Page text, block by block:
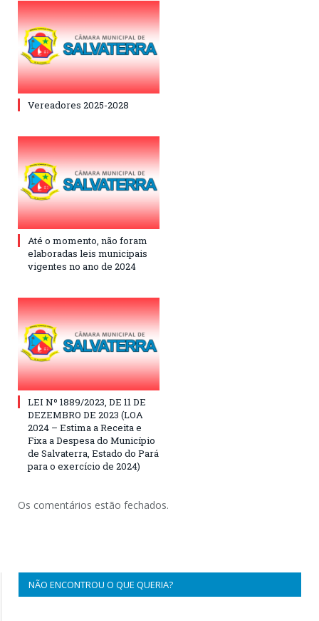
Vereadores 2025-2028
Até o momento, não foram
elaboradas leis municipais
vigentes no ano de 2024
LEI Nº 1889/2023, DE 11 DE
DEZEMBRO DE 2023 (LOA
2024 – Estima a Receita e
Fixa a Despesa do Município
de Salvaterra, Estado do Pará
para o exercício de 2024)
Os comentários estão fechados.
NÃO ENCONTROU O QUE QUERIA?